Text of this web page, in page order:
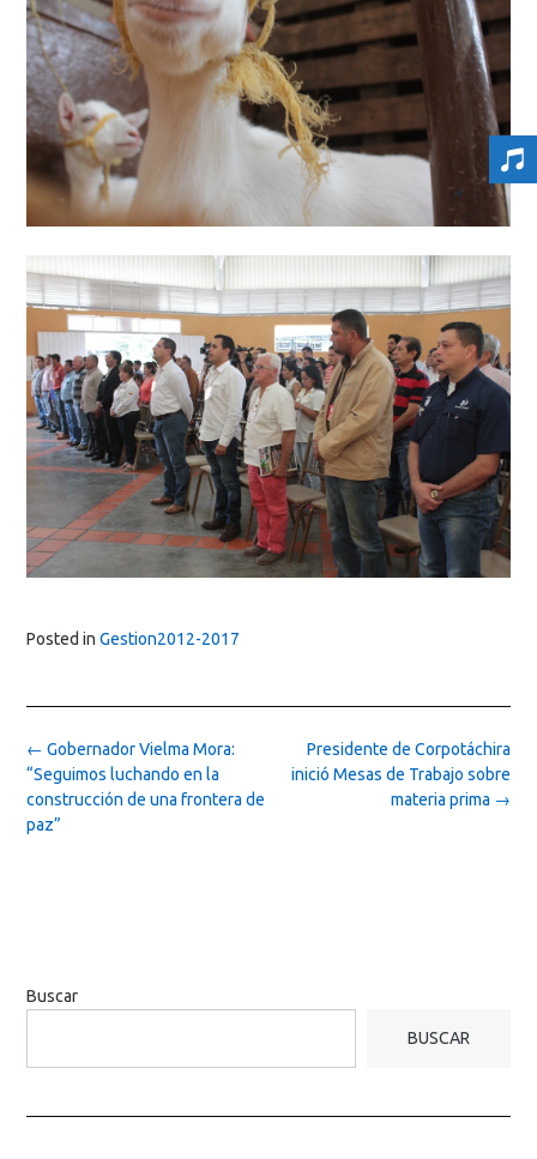
Posted in Gestion2012-2017
Post
navigation
Presidente de Corpotáchira
inició Mesas de Trabajo sobre
materia prima →
← Gobernador Vielma Mora:
“Seguimos luchando en la
construcción de una frontera de
paz”
Buscar
BUSCAR